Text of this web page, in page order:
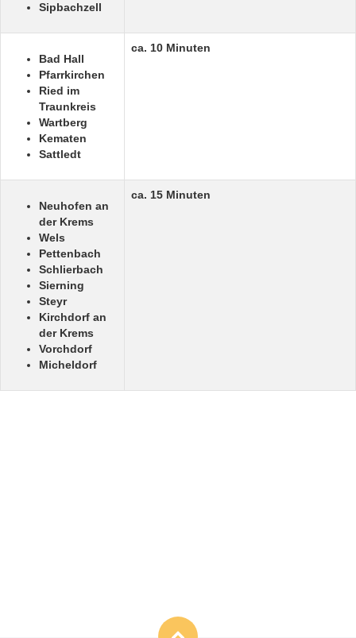
Sipbachzell
Bad Hall
Pfarrkirchen
Ried im
Traunkreis
Wartberg
Kematen
Sattledt
ca. 10 Minuten
Neuhofen an
der Krems
Wels
Pettenbach
Schlierbach
Sierning
Steyr
Kirchdorf an
der Krems
Vorchdorf
Micheldorf
ca. 15 Minuten